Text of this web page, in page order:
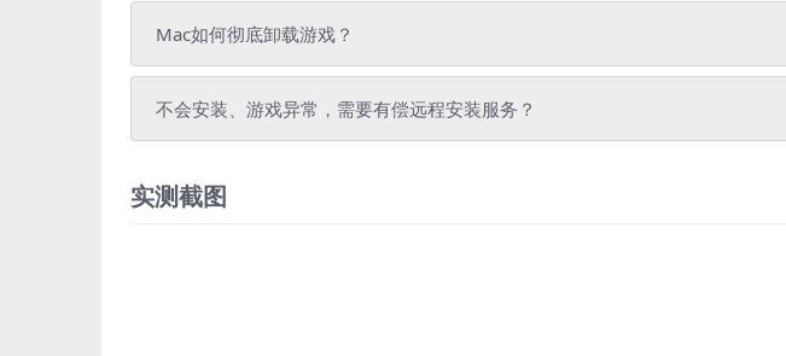
Mac如何彻底卸载游戏？
不会安装、游戏异常，需要有偿远程安装服务？
实测截图